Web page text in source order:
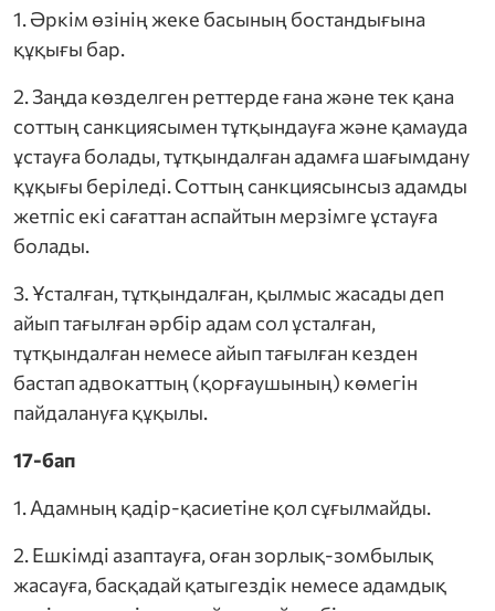
1. Әркім өзінің жеке басының бостандығына
құқығы бар.
2. Заңда көзделген реттерде ғана және тек қана
соттың санкциясымен тұтқындауға және қамауда
ұстауға болады, тұтқындалған адамға шағымдану
құқығы беріледі. Соттың санкциясынсыз адамды
жетпіс екі сағаттан аспайтын мерзімге ұстауға
болады.
3. Ұсталған, тұтқындалған, қылмыс жасады деп
айып тағылған әрбір адам сол ұсталған,
тұтқындалған немесе айып тағылған кезден
бастап адвокаттың (қорғаушының) көмегін
пайдалануға құқылы.
17-бап
1. Адамның қадір-қасиетіне қол сұғылмайды.
2. Ешкімді азаптауға, оған зорлық-зомбылық
жасауға, басқадай қатыгездік немесе адамдық